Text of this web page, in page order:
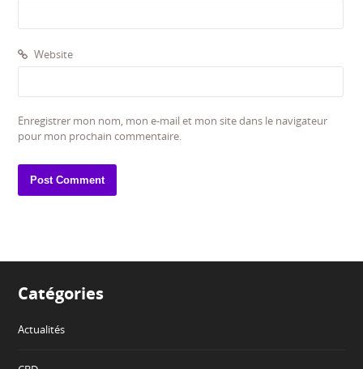
Website
Enregistrer mon nom, mon e-mail et mon site dans le navigateur
pour mon prochain commentaire.
Catégories
Actualités